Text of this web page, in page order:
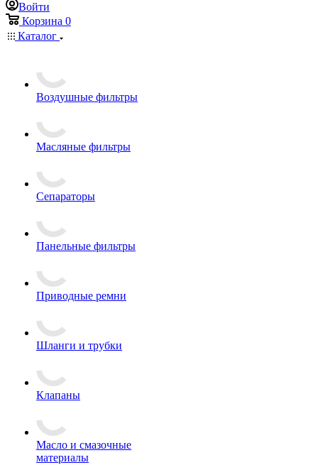
Войти
Корзина 0
Каталог
Воздушные фильтры
Масляные фильтры
Сепараторы
Панельные фильтры
Приводные ремни
Шланги и трубки
Клапаны
Масло и смазочные
материалы